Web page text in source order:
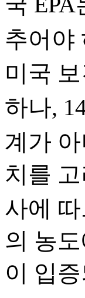
추어야
미국
하나,
계가
치를
사에
의 농
이 입